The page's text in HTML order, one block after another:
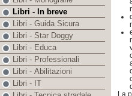
La
Libri - In breve
Libri - Guida Sicura
Libri - Star Doggy
Libri - Educa
Libri - Professionali
Libri - Abilitazioni
Libri - IT